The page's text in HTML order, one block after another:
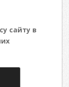
сайту в